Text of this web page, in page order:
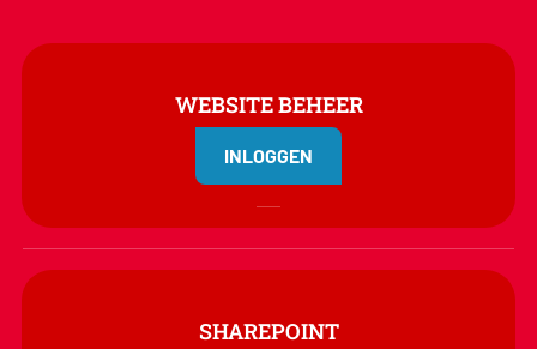
WEBSITE BEHEER
INLOGGEN
SHAREPOINT